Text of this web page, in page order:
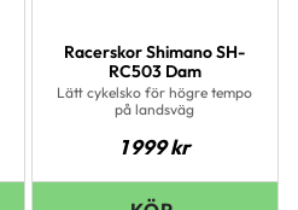
Racerskor Shimano SH-
RC503 Dam
Lätt cykelsko för högre tempo
på landsväg
1 999kr